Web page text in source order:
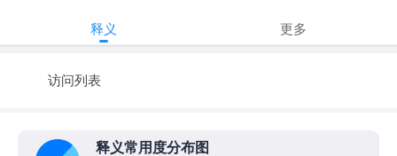
释义 更多
访问列表
释义常用度分布图